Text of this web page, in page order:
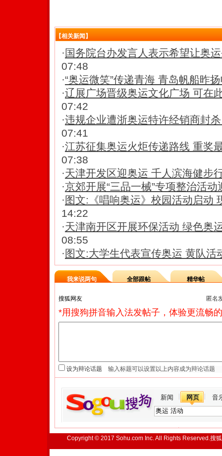
【相关新闻】
· 国务院台办发言人表示希望让奥
07:48
·“奥运微笑”传递青海 青岛帆船昨
·辽展广场晋级奥运文化广场 可在
07:42
·违规企业遭浙奥运特许经销商封
07:41
·江苏征集奥运火炬传递路线 重奖
07:38
·天津开发区迎奥运 千人滨海健步
·京郊开展“三品一械”专项整治活动
· 图文:《唱响奥运》校园活动启动
14:22
·天津南开区开展环保活动 绿色奥
08:55
· 图文:大学生代表宣传奥运 黄队活
我来说两句 全部跟帖 精华帖
匿名
*用搜狗拼音输入法发帖子，体验更流畅
设为辩论话题
新闻 网页 音
Copyright © 2017 Sohu.com Inc. All Rights Reserved.搜